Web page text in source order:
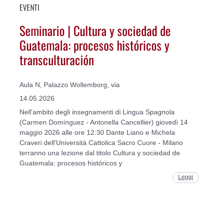
EVENTI
Seminario | Cultura y sociedad de
Guatemala: procesos históricos y
transculturación
Aula N, Palazzo Wollemborg, via
14.05.2026
Nell'ambito degli insegnamenti di Lingua Spagnola
(Carmen Domínguez - Antonella Cancellier) giovedì 14
maggio 2026 alle ore 12:30 Dante Liano e Michela
Craveri dell'Università Cattolica Sacro Cuore - Milano
terranno una lezione dal titolo Cultura y sociedad de
Guatemala: procesos históricos y
Leggi